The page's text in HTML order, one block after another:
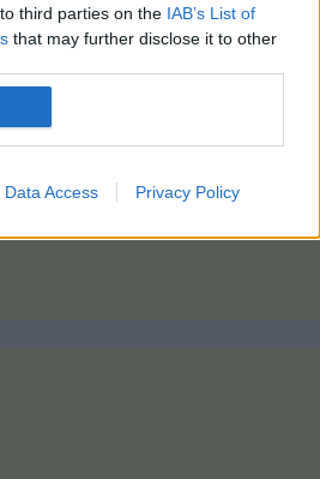
third parties on the IAB’s List of
that may further disclose it to other
Data Access Privacy Policy